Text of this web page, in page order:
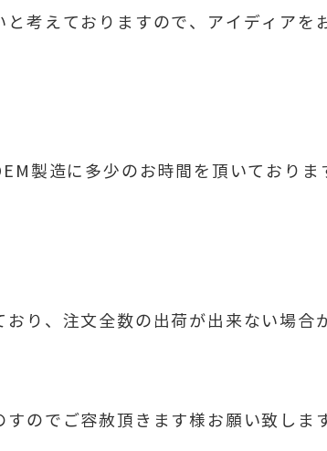
考えておりますので、アイディアを
製造に多少のお時間を頂いておりま
り、注文全数の出荷が出来ない場合
のでご容赦頂きます様お願い致しま